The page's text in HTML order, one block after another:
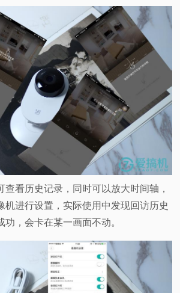
查看历史记录，同时可以放大时间轴，
机进行设置，实际使用中发现回访历史
功，会卡在某一画面不动。